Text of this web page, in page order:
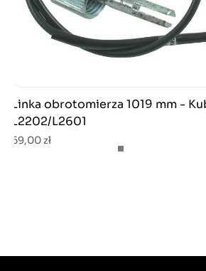
Linka obrotomierza 1019 mm -
L2202/L2601
69,00 zł